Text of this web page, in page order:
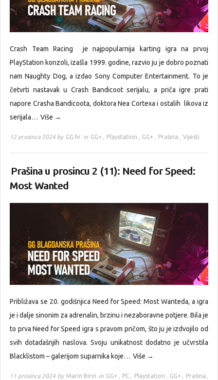
Crash Team Racing je najpopularnija karting igra na prvoj
PlayStation konzoli, izašla 1999. godine, razvio ju je dobro poznati
nam Naughty Dog, a izdao Sony Computer Entertainment. To je
četvrti nastavak u Crash Bandicoot serijalu, a priča igre prati
napore Crasha Bandicoota, doktora Nea Cortexa i ostalih likova iz
serijala… Više →
12 prosinca 2024 by GG.hr in GG+ , Playstation , GG+ , Prašina , Vijesti
Prašina u prosincu 2 (11): Need for Speed:
Most Wanted
Približava se 20. godišnjica Need for Speed: Most Wanteda, a igra
je i dalje sinonim za adrenalin, brzinu i nezaboravne potjere. Bila je
to prva Need for Speed igra s pravom pričom, što ju je izdvojilo od
svih dotadašnjih naslova. Svoju unikatnost dodatno je učvrstila
Blacklistom – galerijom suparnika koje… Više →
11 prosinca 2024 by Marin Birin in GG+ , PC , Playstation , GG+ , Prašina ,